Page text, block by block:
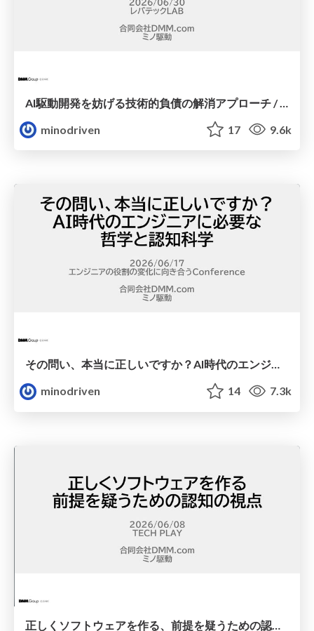
minodriven
17 9.6k
その問い、本当に正しいですか？AI時代のエンジニアに必要な哲学と認知科学 / ai-philosophy-cognitive-science
minodriven
14 7.3k
正しくソフトウェアを作る、前提を疑うための認知の視点 / doubt-premise